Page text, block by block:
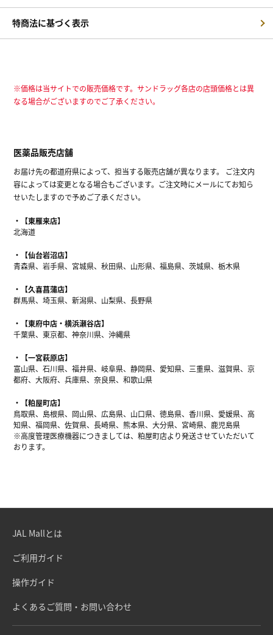
特商法に基づく表示
※価格は当サイトでの販売価格です。サンドラッグ各店の店頭価格とは異
なる場合がございますのでご了承ください。
医薬品販売店舗
お届け先の都道府県によって、担当する販売店舗が異なります。 ご注文内
容によっては変更となる場合もございます。ご注文時にメールにてお知ら
せいたしますので予めご了承ください。
【東雁来店】
北海道
【仙台岩沼店】
青森県、岩手県、宮城県、秋田県、山形県、福島県、茨城県、栃木県
【久喜菖蒲店】
群馬県、埼玉県、新潟県、山梨県、長野県
【東府中店・横浜瀬谷店】
千葉県、東京都、神奈川県、沖縄県
【一宮萩原店】
富山県、石川県、福井県、岐阜県、静岡県、愛知県、三重県、滋賀県、京
都府、大阪府、兵庫県、奈良県、和歌山県
【粕屋町店】
鳥取県、島根県、岡山県、広島県、山口県、徳島県、香川県、愛媛県、高
知県、福岡県、佐賀県、長崎県、熊本県、大分県、宮崎県、鹿児島県
※高度管理医療機器につきましては、粕屋町店より発送させていただいて
おります。
JAL Mallとは
ご利用ガイド
操作ガイド
よくあるご質問・お問い合わせ